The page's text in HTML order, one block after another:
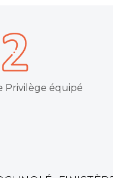
Privilège équipé